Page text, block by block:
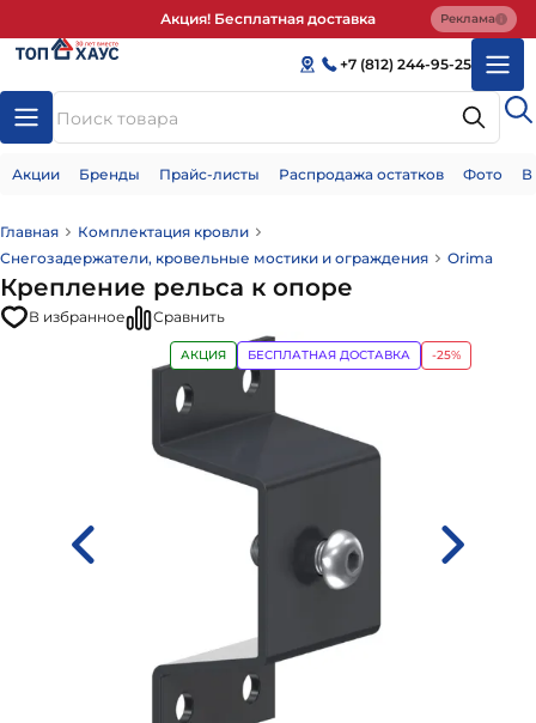
Акция! Бесплатная доставка Реклама
+7 (812) 244-95-25
Акции Бренды Прайс-листы Распродажа остатков Фото
Главная
Комплектация кровли
Снегозадержатели, кровельные мостики и ограждения
Orima
Крепление рельса к опоре
В избранное Сравнить
АКЦИЯ БЕСПЛАТНАЯ ДОСТАВКА -25%